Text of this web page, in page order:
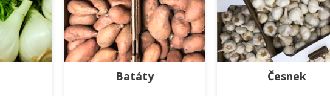
Batáty Česnek